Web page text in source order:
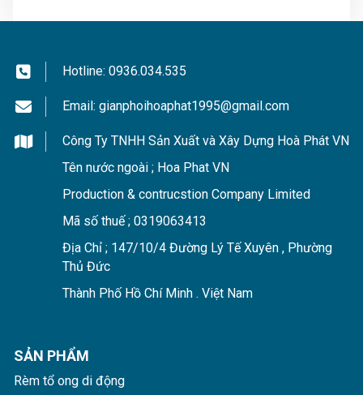
Hotline: 0936.034.535
Email: gianphoihoaphat1995@gmail.com
Công Ty TNHH Sản Xuất và Xây Dựng Hoà Phát VN
Tên nước ngoài ; Hoa Phat VN
Production & contrucstion Company Limited
Mã số thuế ; 0319063413
Địa Chỉ ; 147/10/4 Đường Lý Tế Xuyên , Phường
Thủ Đức
Thành Phố Hồ Chí Minh . Việt Nam
SẢN PHẨM
Rèm tổ ong di động